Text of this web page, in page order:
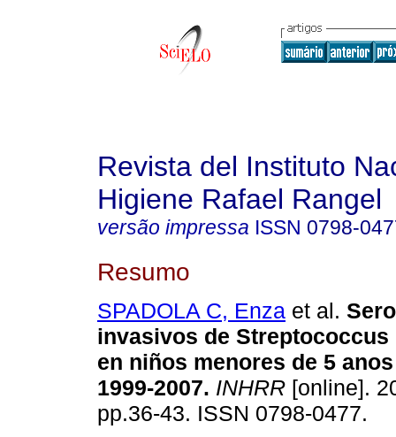
Revista del Instituto
Higiene Rafael Rangel
versão impressa ISSN 0798-
Resumo
SPADOLA C, Enza et al.
invasivos de Streptococcus
en niños menores de 5
1999-2007. INHRR [online].
pp.36-43. ISSN 0798-0477.